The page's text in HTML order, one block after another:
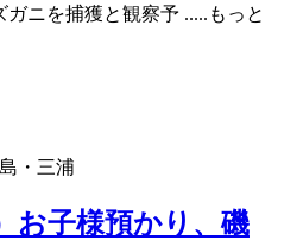
ガニを捕獲と観察予 .....もっと
・三浦
お子様預かり、磯